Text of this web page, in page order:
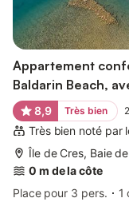
Appartement
Baldarin Beach,
8,9 Très bien
Très bien noté par
Île de Cres, Baie
0 m de la côte
Place pour 3 pers.
1